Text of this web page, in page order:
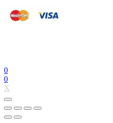
0
0
X